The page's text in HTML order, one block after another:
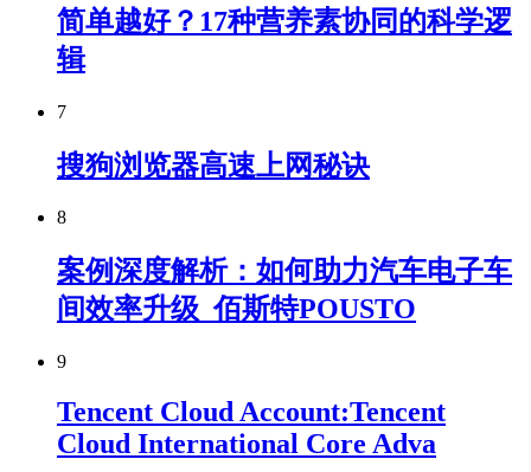
简单越好？17种营养素协同的科学逻
辑
7
搜狗浏览器高速上网秘诀
8
案例深度解析：如何助力汽车电子车
间效率升级_佰斯特POUSTO
9
Tencent Cloud Account:Tencent
Cloud International Core Adva